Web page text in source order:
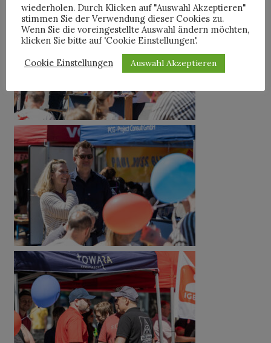
wiederholen. Durch Klicken auf "Auswahl Akzeptieren"
stimmen Sie der Verwendung dieser Cookies zu.
Wenn Sie die voreingestellte Auswahl ändern möchten,
klicken Sie bitte auf 'Cookie Einstellungen'.
Cookie Einstellungen
Auswahl Akzeptieren